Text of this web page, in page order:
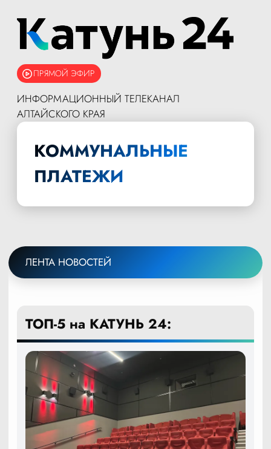
ПРЯМОЙ ЭФИР
ИНФОРМАЦИОННЫЙ ТЕЛЕКАНАЛ
АЛТАЙСКОГО КРАЯ
КОММУНАЛЬНЫЕ
ПЛАТЕЖИ
ЛЕНТА НОВОСТЕЙ
ТОП-5 на КАТУНЬ 24: